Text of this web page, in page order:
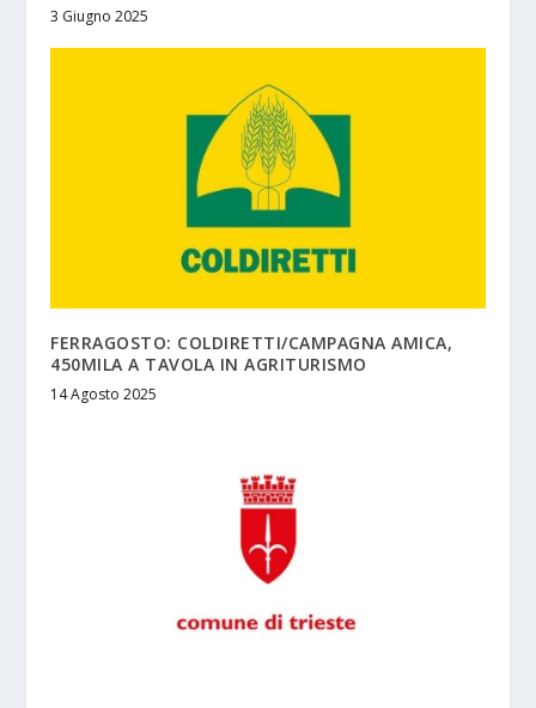
3 Giugno 2025
FERRAGOSTO: COLDIRETTI/CAMPAGNA AMICA,
450MILA A TAVOLA IN AGRITURISMO
14 Agosto 2025